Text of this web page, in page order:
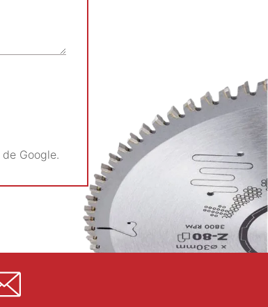
de Google.